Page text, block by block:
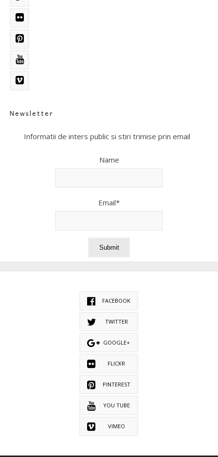
Newsletter
Informatii de inters public si stiri trimise prin email
Name
Email*
FACEBOOK
TWITTER
GOOGLE+
FLICKR
PINTEREST
YOU TUBE
VIMEO